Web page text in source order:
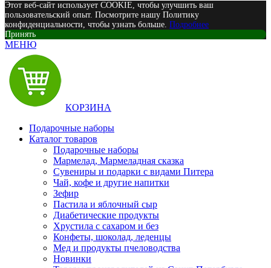
Этот веб-сайт использует COOKIE, чтобы улучшить ваш
пользовательский опыт. Посмотрите нашу Политику
конфиденциальности, чтобы узнать больше. Подробнее
Принять
МЕНЮ
КОРЗИНА
Подарочные наборы
Каталог товаров
Подарочные наборы
Мармелад, Мармеладная сказка
Сувениры и подарки с видами Питера
Чай, кофе и другие напитки
Зефир
Пастила и яблочный сыр
Диабетические продукты
Хрустила с сахаром и без
Конфеты, шоколад, леденцы
Мед и продукты пчеловодства
Новинки